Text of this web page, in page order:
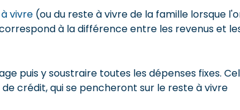
vivre (ou du reste à vivre de la famille lorsque
à la différence entre les revenus et
puis y soustraire toutes les dépenses fixes.
crédit, qui se pencheront sur le reste à vivre